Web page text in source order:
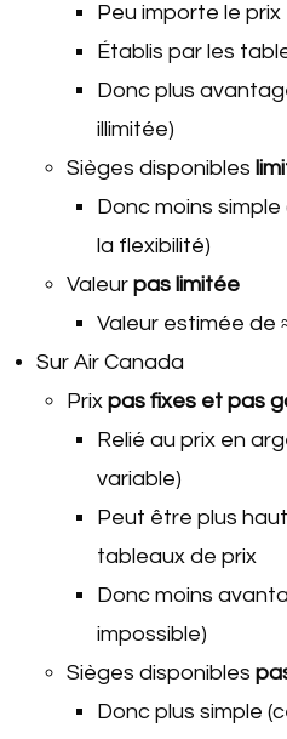
Peu importe le
Établis par les
Donc plus
illimitée)
Sièges disponibles
Donc moins
la flexibilité)
Valeur pas limitée
Valeur estimée de
Sur Air Canada
Prix pas fixes et pas
Relié au prix en
variable)
Peut être plus
tableaux de prix
Donc moins
impossible)
Sièges disponibles
Donc plus simple